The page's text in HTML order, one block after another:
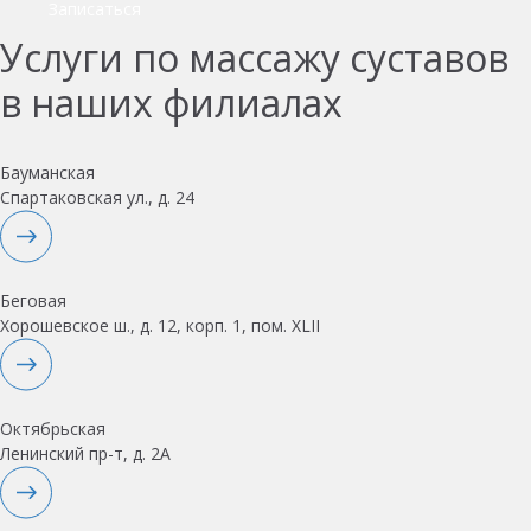
Услуги по массажу суставов
в наших филиалах
Бауманская
Спартаковская ул., д. 24
Беговая
Хорошевское ш., д. 12, корп. 1, пом. XLII
Октябрьская
Ленинский пр-т, д. 2А